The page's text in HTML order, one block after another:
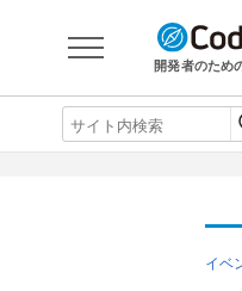
開発者のため
イベ